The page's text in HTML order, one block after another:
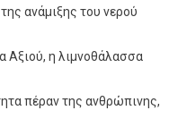
ανάμιξης του νερού
Αξιού, η λιμνοθάλασσα
πέραν της ανθρώπινης,